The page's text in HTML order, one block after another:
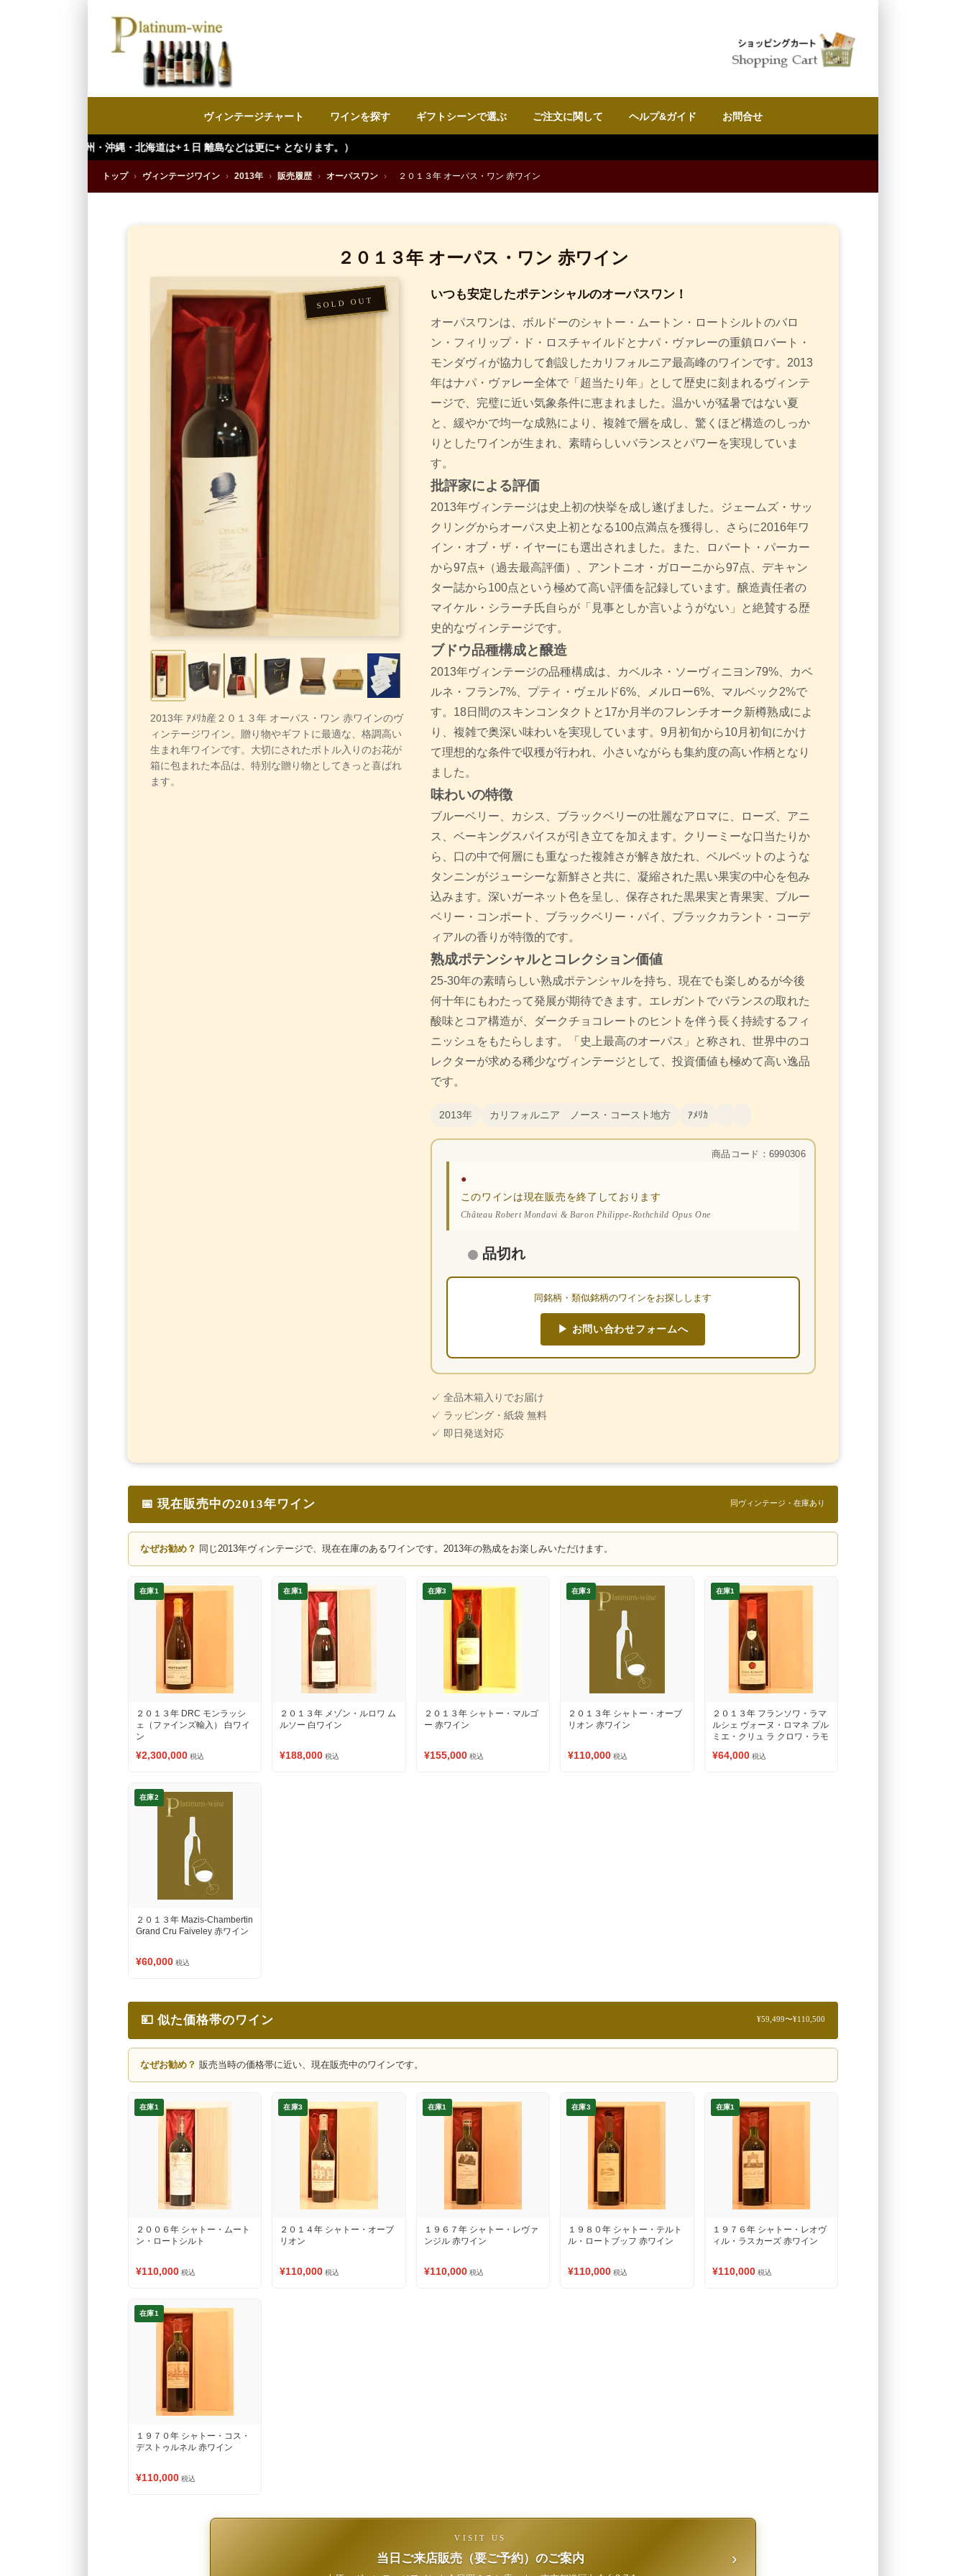
ヴィンテージチャート ワインを探す ギフトシーンで選ぶ ご注文に関して ヘルプ&ガイド お問合せ
縄・北海道は+１日 離島などは更に+ となります。）
トップ › ヴィンテージワイン › 2013年 › 販売履歴 › オーパスワン › ２０１３年 オーパス・ワン 赤ワイン
２０１３年 オーパス・ワン 赤ワイン
2013年 ｱﾒﾘｶ産２０１３年 オーパス・ワン 赤ワインのヴ
ィンテージワイン。贈り物やギフトに最適な、格調高い
生まれ年ワインです。大切にされたボトル入りのお花が
箱に包まれた本品は、特別な贈り物としてきっと喜ばれ
ます。
いつも安定したポテンシャルのオーパスワン！
オーパスワンは、ボルドーのシャトー・ムートン・ロートシルトのバロ
ン・フィリップ・ド・ロスチャイルドとナパ・ヴァレーの重鎮ロバート・
モンダヴィが協力して創設したカリフォルニア最高峰のワインです。2013
年はナパ・ヴァレー全体で「超当たり年」として歴史に刻まれるヴィンテ
ージで、完璧に近い気象条件に恵まれました。温かいが猛暑ではない夏
と、緩やかで均一な成熟により、複雑で層を成し、驚くほど構造のしっか
りとしたワインが生まれ、素晴らしいバランスとパワーを実現していま
す。
批評家による評価
2013年ヴィンテージは史上初の快挙を成し遂げました。ジェームズ・サッ
クリングからオーパス史上初となる100点満点を獲得し、さらに2016年ワ
イン・オブ・ザ・イヤーにも選出されました。また、ロバート・パーカー
から97点+（過去最高評価）、アントニオ・ガローニから97点、デキャン
ター誌から100点という極めて高い評価を記録しています。醸造責任者の
マイケル・シラーチ氏自らが「見事としか言いようがない」と絶賛する歴
史的なヴィンテージです。
ブドウ品種構成と醸造
2013年ヴィンテージの品種構成は、カベルネ・ソーヴィニヨン79%、カベ
ルネ・フラン7%、プティ・ヴェルド6%、メルロー6%、マルベック2%で
す。18日間のスキンコンタクトと17か月半のフレンチオーク新樽熟成によ
り、複雑で奥深い味わいを実現しています。9月初旬から10月初旬にかけ
て理想的な条件で収穫が行われ、小さいながらも集約度の高い作柄となり
ました。
味わいの特徴
ブルーベリー、カシス、ブラックベリーの壮麗なアロマに、ローズ、アニ
ス、ベーキングスパイスが引き立てを加えます。クリーミーな口当たりか
ら、口の中で何層にも重なった複雑さが解き放たれ、ベルベットのような
タンニンがジューシーな新鮮さと共に、凝縮された黒い果実の中心を包み
込みます。深いガーネット色を呈し、保存された黒果実と青果実、ブルー
ベリー・コンポート、ブラックベリー・パイ、ブラックカラント・コーデ
ィアルの香りが特徴的です。
熟成ポテンシャルとコレクション価値
25-30年の素晴らしい熟成ポテンシャルを持ち、現在でも楽しめるが今後
何十年にもわたって発展が期待できます。エレガントでバランスの取れた
酸味とコア構造が、ダークチョコレートのヒントを伴う長く持続するフィ
ニッシュをもたらします。「史上最高のオーパス」と称され、世界中のコ
レクターが求める稀少なヴィンテージとして、投資価値も極めて高い逸品
です。
2013年 カリフォルニア ノース・コースト地方 ｱﾒﾘｶ
商品コード：6990306
●
このワインは現在販売を終了しております
Château Robert Mondavi & Baron Philippe-Rothchild Opus One
品切れ
同銘柄・類似銘柄のワインをお探しします
▶ お問い合わせフォームへ
✓ 全品木箱入りでお届け
✓ ラッピング・紙袋 無料
✓ 即日発送対応
📅 現在販売中の2013年ワイン 同ヴィンテージ・在庫あり
なぜお勧め？ 同じ2013年ヴィンテージで、現在在庫のあるワインです。2013年の熟成をお楽しみいただけます。
在庫1
２０１３年 DRC モンラッシ
ェ（ファインズ輸入） 白ワイ
ン
¥2,300,000 税込
在庫1
２０１３年 メゾン・ルロワ ム
ルソー 白ワイン
¥188,000 税込
在庫3
２０１３年 シャトー・マルゴ
ー 赤ワイン
¥155,000 税込
在庫3
２０１３年 シャトー・オーブ
リオン 赤ワイン
¥110,000 税込
在庫1
２０１３年 フランソワ・ラマ
ルシェ ヴォーヌ・ロマネ プル
ミエ・クリュ ラ クロワ・ラモ
¥64,000 税込
在庫2
２０１３年 Mazis-Chambertin
Grand Cru Faiveley 赤ワイン
¥60,000 税込
💴 似た価格帯のワイン ¥59,499〜¥110,500
なぜお勧め？ 販売当時の価格帯に近い、現在販売中のワインです。
在庫1
２００６年 シャトー・ムート
ン・ロートシルト
¥110,000 税込
在庫3
２０１４年 シャトー・オーブ
リオン
¥110,000 税込
在庫1
１９６７年 シャトー・レヴァ
ンジル 赤ワイン
¥110,000 税込
在庫3
１９８０年 シャトー・テルト
ル・ロートブッフ 赤ワイン
¥110,000 税込
在庫1
１９７６年 シャトー・レオヴ
ィル・ラスカーズ 赤ワイン
¥110,000 税込
在庫1
１９７０年 シャトー・コス・
デストゥルネル 赤ワイン
¥110,000 税込
VISIT US
当日ご来店販売（要ご予約）のご案内 ›